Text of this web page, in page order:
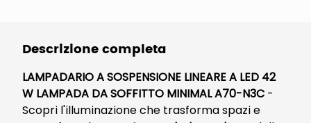
Descrizione completa
LAMPADARIO A SOSPENSIONE LINEARE A LED 42
W LAMPADA DA SOFFITTO MINIMAL A70-N3C -
Scopri l'illuminazione che trasforma spazi e